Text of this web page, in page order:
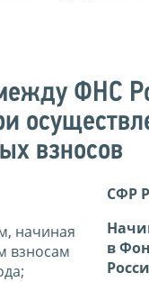
ФНС
взносов
начиная
взносам
СФР
в